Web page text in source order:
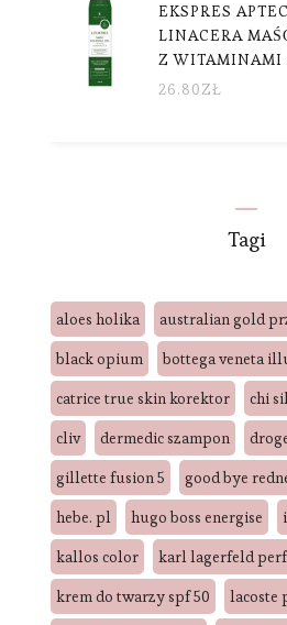
EKSPRES
LINACERA
Z WITAMINAMI
26.80ZŁ
Tagi
aloes holika
australian gold
black opium
bottega veneta
catrice true skin korektor
chi
cliv
dermedic szampon
gillette fusion 5
good bye
hebe. pl
hugo boss energise
kallos color
karl lagerfeld
krem do twarzy spf 50
lacoste